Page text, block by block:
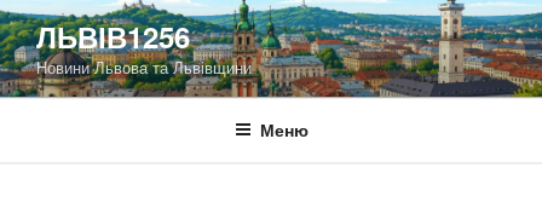
Перейти
до
вмісту
ЛЬВІВ1256
Новини Львова та Львівщини
Меню